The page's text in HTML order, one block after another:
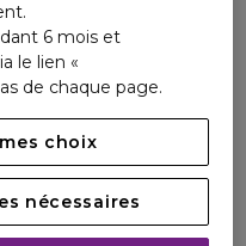
causés par le
Sweat Control régule la
Glow Booster qui
il s'applique aisément
réactives, cette crème
peau. Sa formule se
l'éclat et offre une
6 mois et
le lien «
de chaque page.
choix
nécessaires